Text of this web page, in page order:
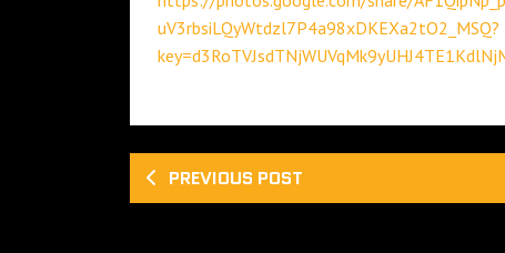
uV3rbsiLQyWtdzl7P4a98xDKEXa2tO2_MSQ?
PREVIOUS POST